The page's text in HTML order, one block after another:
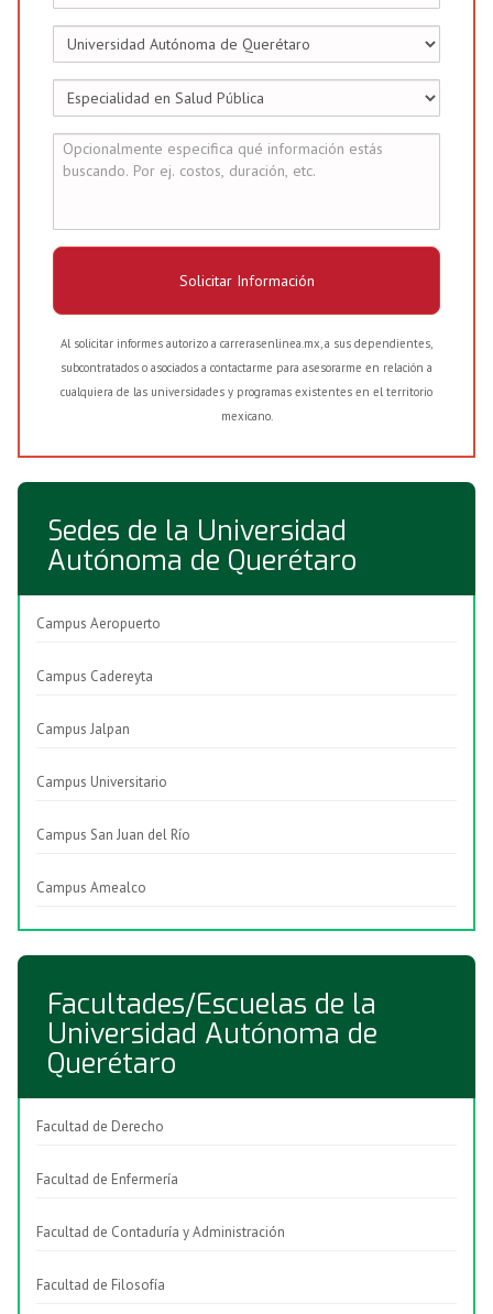
Solicitar Información
Al solicitar informes autorizo a carrerasenlinea.mx, a sus dependientes,
subcontratados o asociados a contactarme para asesorarme en relación a
cualquiera de las universidades y programas existentes en el territorio
mexicano.
Sedes de la Universidad
Autónoma de Querétaro
Campus Aeropuerto
Campus Cadereyta
Campus Jalpan
Campus Universitario
Campus San Juan del Río
Campus Amealco
Facultades/Escuelas de la
Universidad Autónoma de
Querétaro
Facultad de Derecho
Facultad de Enfermería
Facultad de Contaduría y Administración
Facultad de Filosofía